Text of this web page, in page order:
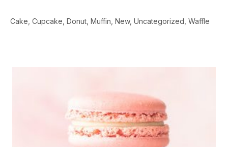
Cake Cupcake Donut Muffin New Uncategorized Waffle